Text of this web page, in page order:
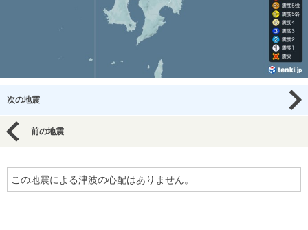
次の地震
前の地震
この地震による津波の心配はありません。